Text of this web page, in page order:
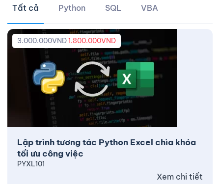
Tất cả Python SQL VBA
Lập trình tương tác Python Excel chìa khóa
tối ưu công việc
3.000.000VND1.800.000VND
PYXL101
Xem chi tiết